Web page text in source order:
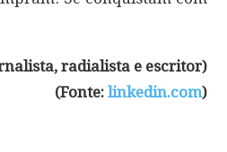
radialista e escritor)
(Fonte: linkedin.com)